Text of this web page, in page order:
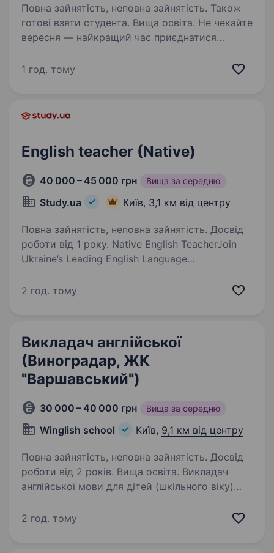
Повна зайнятість, неповна зайнятість. Також
готові взяти студента. Вища освіта. Не чекайте
вересня — найкращий час приєднатися
ви встигнете пройти знайомство, навчання
1 год. тому
English teacher (Native)
40 000 – 45 000 грн Вища за середню
Study.ua Київ, 3,1 км від центру
Повна зайнятість, неповна зайнятість. Досвід
роботи від 1 року. Native English TeacherJoin
Ukraine’s Leading English Language
time or Part-time (afternoons and evenings)
2 год. тому
Викладач англійської
(Виноградар, ЖК
"Варшавський")
30 000 – 40 000 грн Вища за середню
Winglish school Київ, 9,1 км від центру
Повна зайнятість, неповна зайнятість. Досвід
роботи від 2 років. Вища освіта. Викладач
англійської мови для дітей (шкільного віку)
сучасна офлайн-школа англійської мови для
2 год. тому